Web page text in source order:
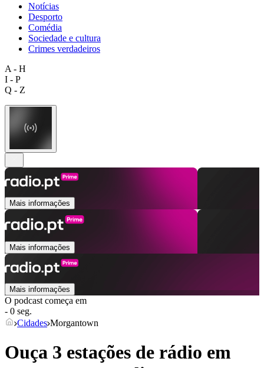
Notícias
Desporto
Comédia
Sociedade e cultura
Crimes verdadeiros
A - H
I - P
Q - Z
Mais informações
Mais informações
Mais informações
O podcast começa em
- 0 seg.
Cidades Morgantown
Ouça 3 estações de rádio em